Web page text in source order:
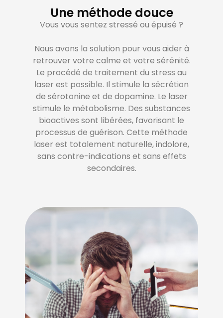
Une méthode douce
Vous vous sentez stressé ou épuisé ?
Nous avons la solution pour vous aider à
retrouver votre calme et votre sérénité.
Le procédé de traitement du stress au
laser est possible. Il stimule la sécrétion
de sérotonine et de dopamine. Le laser
stimule le métabolisme. Des substances
bioactives sont libérées, favorisant le
processus de guérison. Cette méthode
laser est totalement naturelle, indolore,
sans contre-indications et sans effets
secondaires.